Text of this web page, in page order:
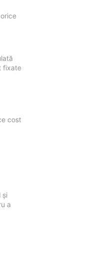
fixate
cost
și
a